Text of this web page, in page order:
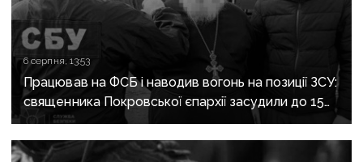
6 серпня, 13:53
Працював на ФСБ і наводив вогонь на позиції ЗСУ:
священника Покровської єпархії засудили до 15
років